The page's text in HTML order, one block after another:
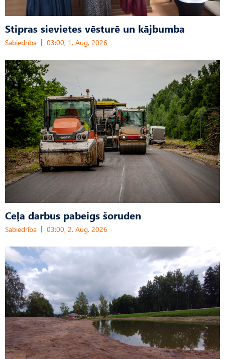
Stipras sievietes vēsturē un kājbumba
Sabiedrība 03:00, 1. Aug, 2026
Ceļa darbus pabeigs šoruden
Sabiedrība 03:00, 2. Aug, 2026